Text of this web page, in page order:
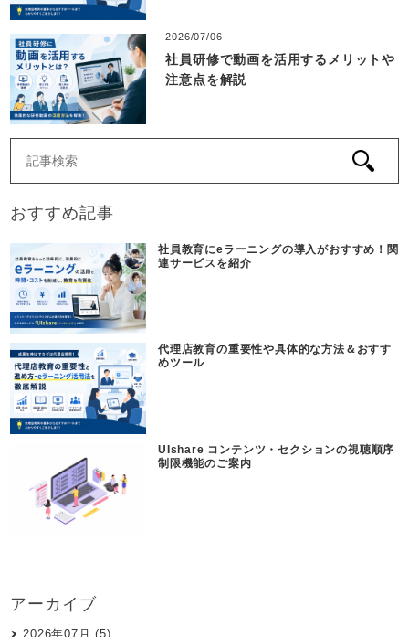
2026/07/06
社員研修で動画を活用するメリットや
注意点を解説
おすすめ記事
社員教育にeラーニングの導入がおすすめ！関
連サービスを紹介
代理店教育の重要性や具体的な方法＆おすす
めツール
UIshare コンテンツ・セクションの視聴順序
制限機能のご案内
アーカイブ
2026年07月 (5)